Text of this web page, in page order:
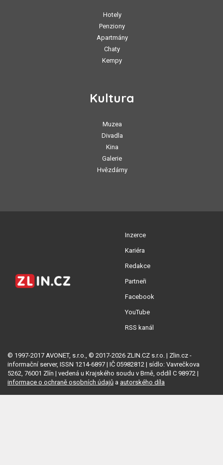
Hotely
Penziony
Apartmány
Chaty
Kempy
Kultura
Muzea
Divadla
Kina
Galerie
Hvězdárny
Inzerce
Kariéra
Redakce
Partneři
Facebook
YouTube
RSS kanál
© 1997-2017 AVONET, s.r.o., © 2017-2026 ZLIN.CZ s.r.o. | Zlin.cz -
informační server, ISSN 1214-6897 | IČ 05982812 | sídlo: Vavrečkova
5262, 76001 Zlín | vedená u Krajského soudu v Brně, oddíl C 98972 |
informace o ochraně osobních údajů a autorského díla